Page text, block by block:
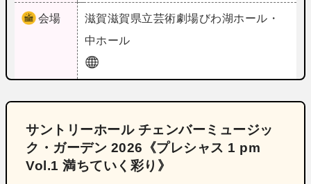
会場 滋賀滋賀県立芸術劇場びわ湖ホール・
中ホール
サントリーホール チェンバーミュージッ
ク・ガーデン 2026《プレシャス 1 pm
Vol.1 満ちていく彩り》